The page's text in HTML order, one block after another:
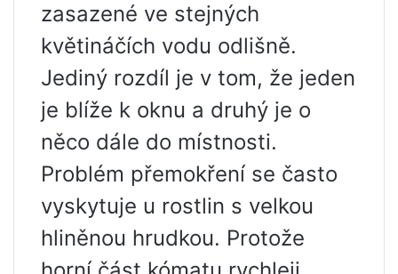
zasazené ve stejných
květináčích vodu odlišně.
Jediný rozdíl je v tom, že jeden
je blíže k oknu a druhý je o
něco dále do místnosti.
Problém přemokření se často
vyskytuje u rostlin s velkou
hliněnou hrudkou. Protože